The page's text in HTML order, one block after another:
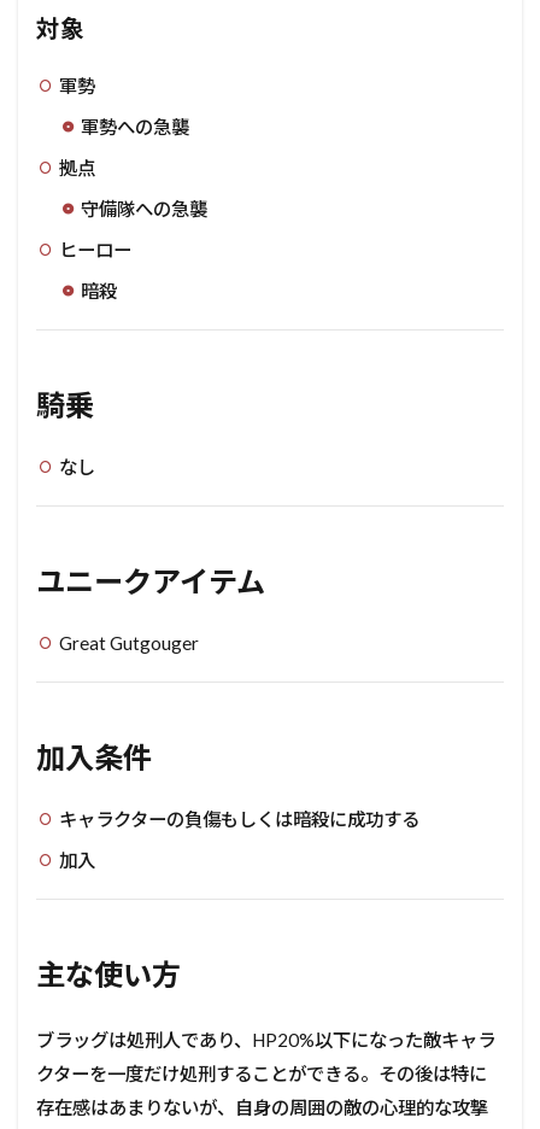
対象
軍勢
軍勢への急襲
拠点
守備隊への急襲
ヒーロー
暗殺
騎乗
なし
ユニークアイテム
Great Gutgouger
加入条件
キャラクターの負傷もしくは暗殺に成功する
加入
主な使い方
ブラッグは処刑人であり、HP20%以下になった敵キャラ
クターを一度だけ処刑することができる。その後は特に
存在感はあまりないが、自身の周囲の敵の心理的な攻撃